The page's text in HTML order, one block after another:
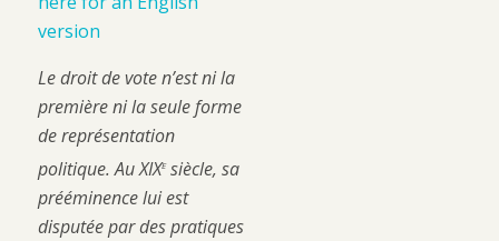
version
Le droit de vote n’est ni la
première ni la seule forme
de représentation
politique. Au XIXesiècle, sa
prééminence lui est
disputée par des pratiques